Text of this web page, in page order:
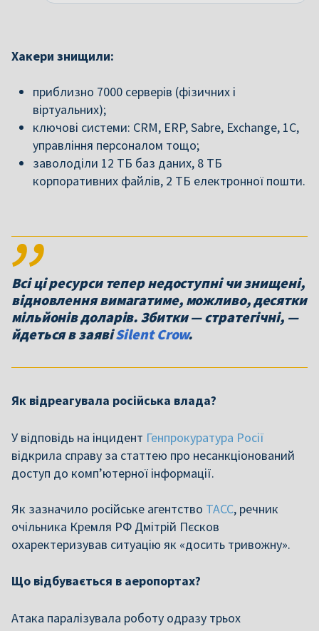
Хакери знищили:
приблизно 7000 серверів (фізичних і
віртуальних);
ключові системи: CRM, ERP, Sabre, Exchange, 1C,
управління персоналом тощо;
заволоділи 12 ТБ баз даних, 8 ТБ
корпоративних файлів, 2 ТБ електронної пошти.
Всі ці ресурси тепер недоступні чи знищені,
відновлення вимагатиме, можливо, десятки
мільйонів доларів. Збитки — стратегічні, —
йдеться в заявіSilent Crow.
Як відреагувала російська влада?
У відповідь на інцидент Генпрокуратура Росії
відкрила справу за статтею про несанкціонований
доступ до комп’ютерної інформації.
Як зазначило російське агентство ТАСС, речник
очільника Кремля РФ Дмітрій Пєсков
охаректеризував ситуацію як «досить тривожну».
Що відбувається в аеропортах?
Атака паралізувала роботу одразу трьох